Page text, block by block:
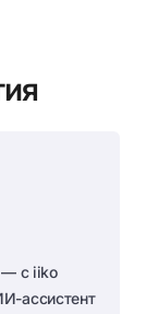
— с iiko
ассистент